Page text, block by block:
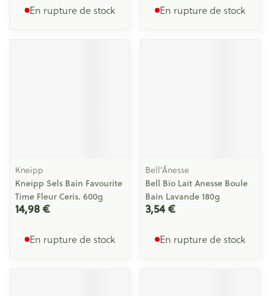
En rupture de stock En rupture de stock
Kneipp
Kneipp Sels Bain Favourite
Time Fleur Ceris. 600g
14,98 €
En rupture de stock
Bell’Ânesse
Bell Bio Lait Anesse Boule
Bain Lavande 180g
3,54 €
En rupture de stock